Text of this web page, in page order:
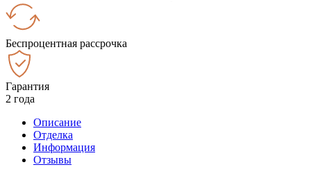
Беспроцентная рассрочка
Гарантия
2 года
Описание
Отделка
Информация
Отзывы